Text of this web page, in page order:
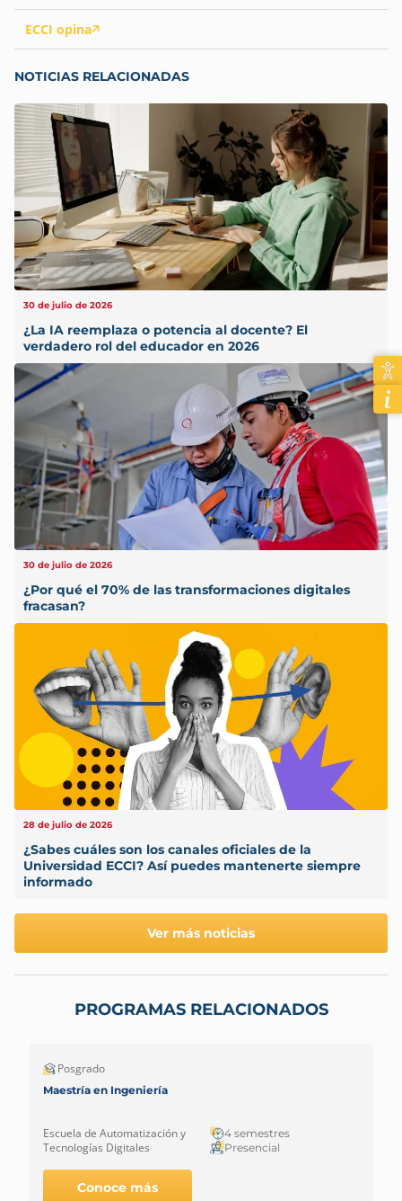
ECCI opina
NOTICIAS RELACIONADAS
30 de julio de 2026
¿La IA reemplaza o potencia al docente? El
verdadero rol del educador en 2026
30 de julio de 2026
¿Por qué el 70% de las transformaciones digitales
fracasan?
28 de julio de 2026
¿Sabes cuáles son los canales oficiales de la
Universidad ECCI? Así puedes mantenerte siempre
informado
Ver más noticias
PROGRAMAS RELACIONADOS
Posgrado
Maestría en Ingeniería
Escuela de Automatización y
Tecnologías Digitales
4 semestres
Presencial
Conoce más